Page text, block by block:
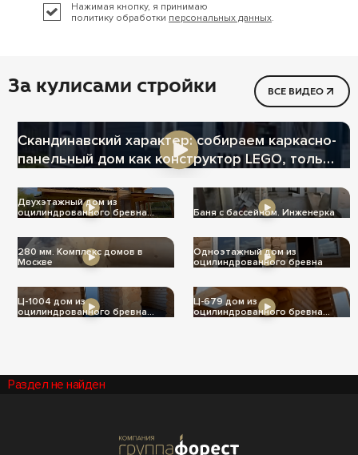
Нажимая кнопку, я принимаю
политику обработки персональных данных.
За кулисами стройки ВСЕ ВИДЕО
Скандинавский характер: собираем каркасно-
панельный дом как конструктор LEGO, только
Двухэтажный дом из
оцилиндрованного бревна
Баня с бассейном. Инженерка
280 мм. Комплекс домов в
Москве
Одноэтажный дом из
оцилиндрованного бревна
Ц-1004 дом из
оцилиндрованного бревна
Ц-679 дом из
оцилиндрованного бревна
Раздел не найден